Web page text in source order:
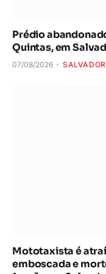
Prédio
Quintas, em
07/08/2026 SALVADOR
Mototaxista é
emboscada e